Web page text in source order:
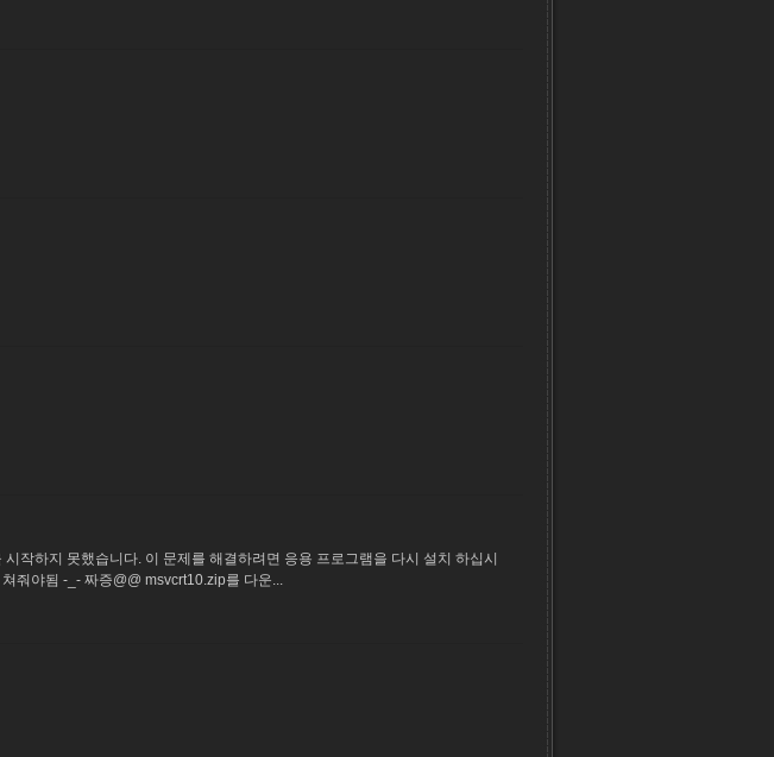
작하지 못했습니다. 이 문제를 해결하려면 응용 프로그램을 다시 설치 하십시
줘야됨 -_- 짜증@@ msvcrt10.zip를 다운...